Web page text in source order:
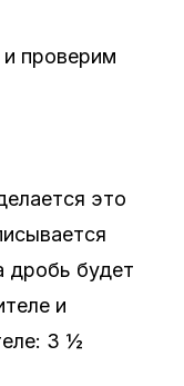
проверим
это
дробь будет
и
3 ½